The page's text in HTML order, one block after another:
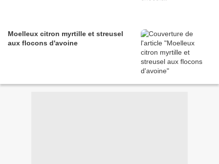
Moelleux citron myrtille et streusel
aux flocons d'avoine